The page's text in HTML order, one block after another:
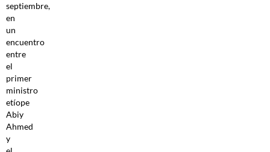
septiembre,
en
un
encuentro
entre
el
primer
ministro
etíope
Abiy
Ahmed
y